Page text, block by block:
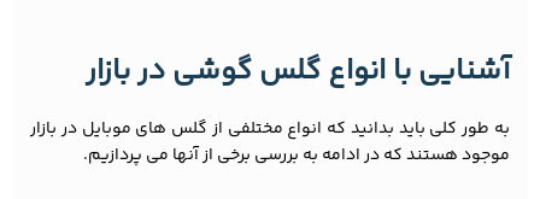
آشنایی با انواع گلس گوشی در بازار
به طور کلی باید بدانید که انواع مختلفی از گلس های موبایل در بازار
موجود هستند که در ادامه به بررسی برخی از آنها می پردازیم.